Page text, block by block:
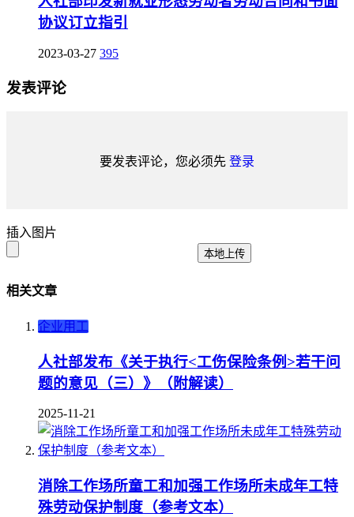
协议订立指引
2023-03-27 395
发表评论
要发表评论，您必须先 登录
插入图片
本地上传
相关文章
企业用工
人社部发布《关于执行<工伤保险条例>若干问
题的意见（三）》（附解读）
2025-11-21
消除工作场所童工和加强工作场所未成年工特
殊劳动保护制度（参考文本）